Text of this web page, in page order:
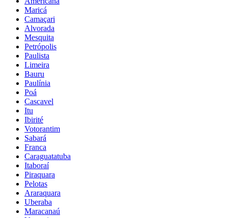
Maricá
Camaçari
Alvorada
Mesquita
Petrópolis
Paulista
Limeira
Bauru
Paulínia
Poá
Cascavel
Itu
Ibirité
Votorantim
Sabará
Franca
Caraguatatuba
Itaboraí
Piraquara
Pelotas
Araraquara
Uberaba
Maracanaú